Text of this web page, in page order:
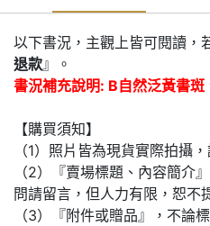
以下書況，主觀上皆可閱讀，
退款』。
書況補充說明: B自然泛黃書斑
【購買須知】
（1）照片皆為現貨實際拍攝
（2）『賣場標題、內容簡介
問請留言，但人力有限，恕不
（3）『附件或贈品』，不論